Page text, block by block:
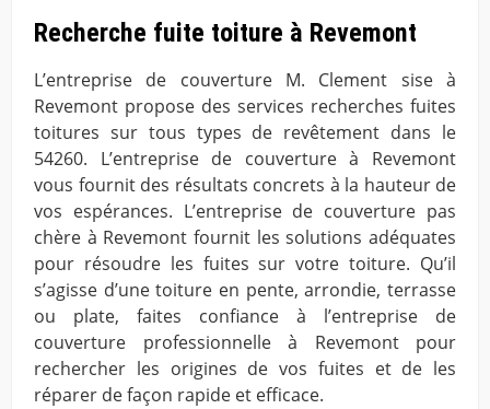
Recherche fuite toiture à Revemont
L’entreprise de couverture M. Clement sise à
Revemont propose des services recherches fuites
toitures sur tous types de revêtement dans le
54260. L’entreprise de couverture à Revemont
vous fournit des résultats concrets à la hauteur de
vos espérances. L’entreprise de couverture pas
chère à Revemont fournit les solutions adéquates
pour résoudre les fuites sur votre toiture. Qu’il
s’agisse d’une toiture en pente, arrondie, terrasse
ou plate, faites confiance à l’entreprise de
couverture professionnelle à Revemont pour
rechercher les origines de vos fuites et de les
réparer de façon rapide et efficace.